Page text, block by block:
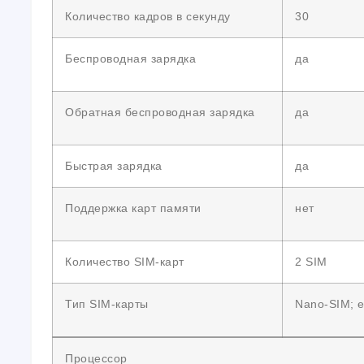
Количество кадров в секунду 30
Беспроводная зарядка да
Обратная беспроводная зарядка да
Быстрая зарядка да
Поддержка карт памяти нет
Количество SIM-карт 2 SIM
Тип SIM-карты Nano-SIM;
Процессор